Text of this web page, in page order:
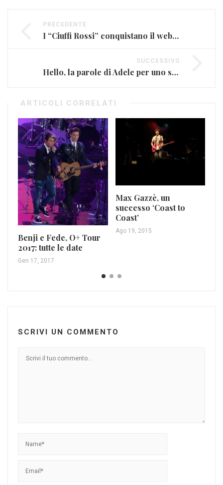
PRECEDENTE
I “Ciuffi Rossi” conquistano il web (FOTO E VIDEO)
SUCCESSIVO
Hello, la parole di Adele per uno scherzo all’ex (FOTO)
ARTICOLI CORRELATI
Benji e Fede, O+ Tour
2017: tutte le date
Gen 17, 2017
Max Gazzè, un
successo ‘Coast to
Coast’
Ago 19, 2015
SCRIVI UN COMMENTO